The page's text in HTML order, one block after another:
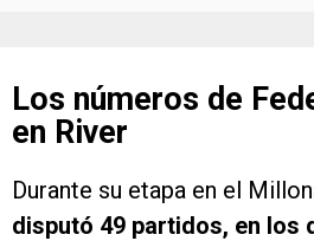
Los números de
en River
Durante su etapa en el
disputó 49 partidos, en los